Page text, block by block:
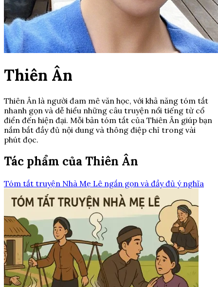
Thiên Ân
Thiên Ân là người đam mê văn học, với khả năng tóm tắt
nhanh gọn và dễ hiểu những câu truyện nổi tiếng từ cổ
điển đến hiện đại. Mỗi bản tóm tắt của Thiên Ân giúp bạn
nắm bắt đầy đủ nội dung và thông điệp chỉ trong vài
phút đọc.
Tác phẩm của Thiên Ân
Tóm tắt truyện Nhà Mẹ Lê ngắn gọn và đầy đủ ý nghĩa